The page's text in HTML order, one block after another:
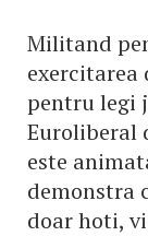
Militand
pentru legi
Euroliberal
este
demonstra
doar hoti,